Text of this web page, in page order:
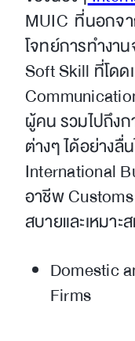
MUIC ที่นอกจ
โจทย์การทำงา
Soft Skill ที่โดด
ผู้คน รวมไปถึง
ต่างๆ ได้อย่างลื่
International
อาชีพ
สบายและเหมา
Domestic
Firms